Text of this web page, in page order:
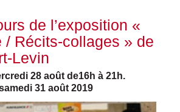
de l’exposition «
/ Récits-collages » de
Levin
28 août de16h à 21h.
31 août 2019